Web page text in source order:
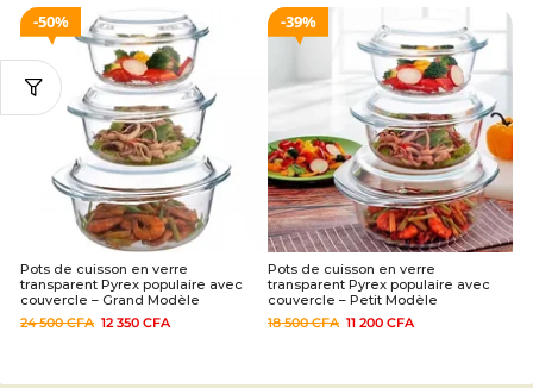
50%
Pots de cuisson en verre
transparent Pyrex populaire avec
couvercle – Grand Modèle
24 500CFA 12 350 CFA
39%
Pots de cuisson en verre
transparent Pyrex populaire avec
couvercle – Petit Modèle
18 500CFA 11 200 CFA